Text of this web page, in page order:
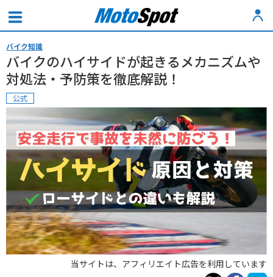
バイク知識
バイクのハイサイドが起きるメカニズムや
対処法・予防策を徹底解説！
公式
当サイトは、アフィリエイト広告を利用しています